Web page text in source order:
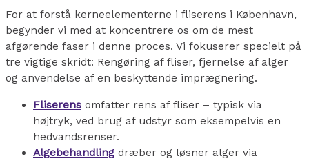
For at forstå kerneelementerne i fliserens i København,
begynder vi med at koncentrere os om de mest
afgørende faser i denne proces. Vi fokuserer specielt på
tre vigtige skridt: Rengøring af fliser, fjernelse af alger
og anvendelse af en beskyttende imprægnering.
Fliserens omfatter rens af fliser – typisk via
højtryk, ved brug af udstyr som eksempelvis en
hedvandsrenser.
Algebehandling dræber og løsner alger via